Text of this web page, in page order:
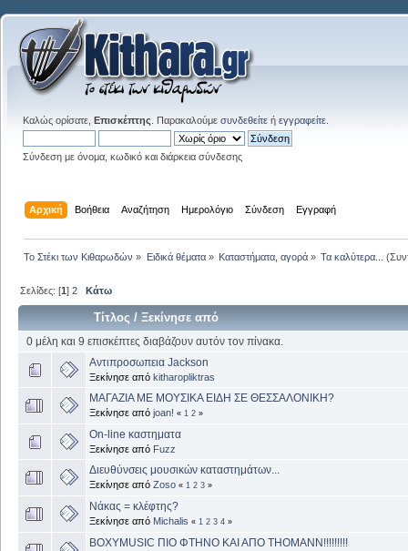
Καλώς ορίσατε, Επισκέπτης . Παρακαλούμε συνδεθείτε ή εγγραφείτε
Σύνδεση με όνομα, κωδικό και διάρκεια σύνδεσης
Αρχική Βοήθεια Αναζήτηση Ημερολόγιο Σύνδεση Εγγραφή
Το Στέκι των Κιθαρωδών » Ειδικά θέματα» Καταστήματα, αγορά» Τα καλύτερα...
Σελίδες: [1]2 Κάτω
Τίτλος /Ξεκίνησε από
0 μέλη και 9 επισκέπτες διαβάζουν αυτόν τον πίνακα.
Αντιπροσωπεια Jackson
Ξεκίνησε από kitharopliktras
ΜΑΓΑΖΙΑ ΜΕ ΜΟΥΣΙΚΑ ΕΙΔΗ ΣΕ ΘΕΣΣΑΛΟΝΙΚΗ?
Ξεκίνησε από joan! « 1 2 »
On-line καστηματα
Ξεκίνησε από Fuzz
Διευθύνσεις μουσικών καταστημάτων...
Ξεκίνησε από Zoso « 1 2 3 »
Νάκας = κλέφτης?
Ξεκίνησε από Michalis « 1 2 3 4 »
ΒΟΧYMUSIC ΠΙΟ ΦΤΗΝΟ ΚΑΙ ΑΠΟ ΤΗΟΜΑΝΝ!!!!!!!!!